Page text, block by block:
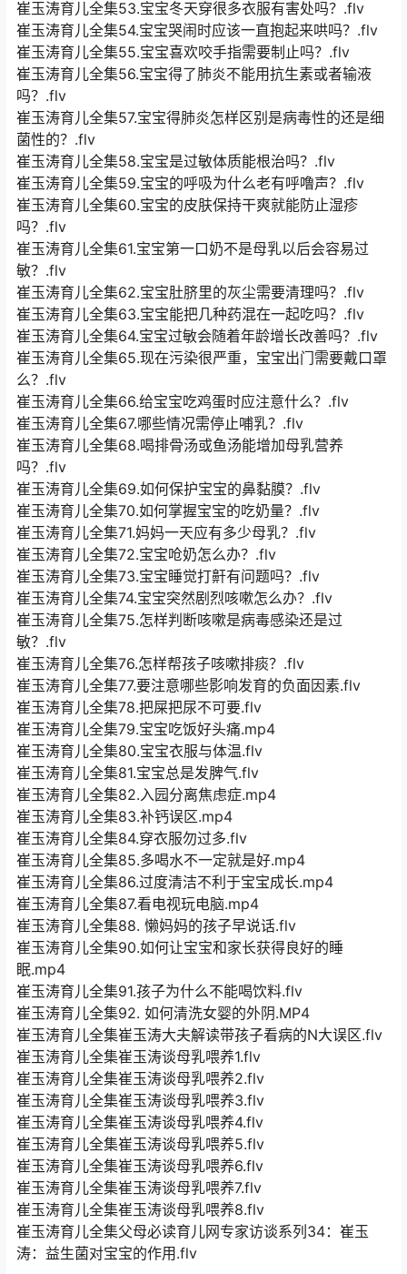
崔玉涛育儿全集53.宝宝冬天穿很多衣服有害处吗？.flv
崔玉涛育儿全集54.宝宝哭闹时应该一直抱起来哄吗？.flv
崔玉涛育儿全集55.宝宝喜欢咬手指需要制止吗？.flv
崔玉涛育儿全集56.宝宝得了肺炎不能用抗生素或者输液
吗？.flv
崔玉涛育儿全集57.宝宝得肺炎怎样区别是病毒性的还是细
菌性的？.flv
崔玉涛育儿全集58.宝宝是过敏体质能根治吗？.flv
崔玉涛育儿全集59.宝宝的呼吸为什么老有呼噜声？.flv
崔玉涛育儿全集60.宝宝的皮肤保持干爽就能防止湿疹
吗？.flv
崔玉涛育儿全集61.宝宝第一口奶不是母乳以后会容易过
敏？.flv
崔玉涛育儿全集62.宝宝肚脐里的灰尘需要清理吗？.flv
崔玉涛育儿全集63.宝宝能把几种药混在一起吃吗？.flv
崔玉涛育儿全集64.宝宝过敏会随着年龄增长改善吗？.flv
崔玉涛育儿全集65.现在污染很严重，宝宝出门需要戴口罩
么？.flv
崔玉涛育儿全集66.给宝宝吃鸡蛋时应注意什么？.flv
崔玉涛育儿全集67.哪些情况需停止哺乳？.flv
崔玉涛育儿全集68.喝排骨汤或鱼汤能增加母乳营养
吗？.flv
崔玉涛育儿全集69.如何保护宝宝的鼻黏膜？.flv
崔玉涛育儿全集70.如何掌握宝宝的吃奶量？.flv
崔玉涛育儿全集71.妈妈一天应有多少母乳？.flv
崔玉涛育儿全集72.宝宝呛奶怎么办？.flv
崔玉涛育儿全集73.宝宝睡觉打鼾有问题吗？.flv
崔玉涛育儿全集74.宝宝突然剧烈咳嗽怎么办？.flv
崔玉涛育儿全集75.怎样判断咳嗽是病毒感染还是过
敏？.flv
崔玉涛育儿全集76.怎样帮孩子咳嗽排痰？.flv
崔玉涛育儿全集77.要注意哪些影响发育的负面因素.flv
崔玉涛育儿全集78.把屎把尿不可要.flv
崔玉涛育儿全集79.宝宝吃饭好头痛.mp4
崔玉涛育儿全集80.宝宝衣服与体温.flv
崔玉涛育儿全集81.宝宝总是发脾气.flv
崔玉涛育儿全集82.入园分离焦虑症.mp4
崔玉涛育儿全集83.补钙误区.mp4
崔玉涛育儿全集84.穿衣服勿过多.flv
崔玉涛育儿全集85.多喝水不一定就是好.mp4
崔玉涛育儿全集86.过度清洁不利于宝宝成长.mp4
崔玉涛育儿全集87.看电视玩电脑.mp4
崔玉涛育儿全集88. 懒妈妈的孩子早说话.flv
崔玉涛育儿全集90.如何让宝宝和家长获得良好的睡
眠.mp4
崔玉涛育儿全集91.孩子为什么不能喝饮料.flv
崔玉涛育儿全集92. 如何清洗女婴的外阴.MP4
崔玉涛育儿全集崔玉涛大夫解读带孩子看病的N大误区.flv
崔玉涛育儿全集崔玉涛谈母乳喂养1.flv
崔玉涛育儿全集崔玉涛谈母乳喂养2.flv
崔玉涛育儿全集崔玉涛谈母乳喂养3.flv
崔玉涛育儿全集崔玉涛谈母乳喂养4.flv
崔玉涛育儿全集崔玉涛谈母乳喂养5.flv
崔玉涛育儿全集崔玉涛谈母乳喂养6.flv
崔玉涛育儿全集崔玉涛谈母乳喂养7.flv
崔玉涛育儿全集崔玉涛谈母乳喂养8.flv
崔玉涛育儿全集父母必读育儿网专家访谈系列34：崔玉
涛：益生菌对宝宝的作用.flv